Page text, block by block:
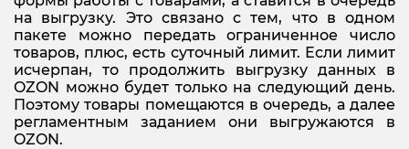
на выгрузку. Это связано с тем, что в одном
пакете можно передать ограниченное число
товаров, плюс, есть суточный лимит. Если лимит
исчерпан, то продолжить выгрузку данных в
OZON можно будет только на следующий день.
Поэтому товары помещаются в очередь, а далее
регламентным заданием они выгружаются в
OZON.